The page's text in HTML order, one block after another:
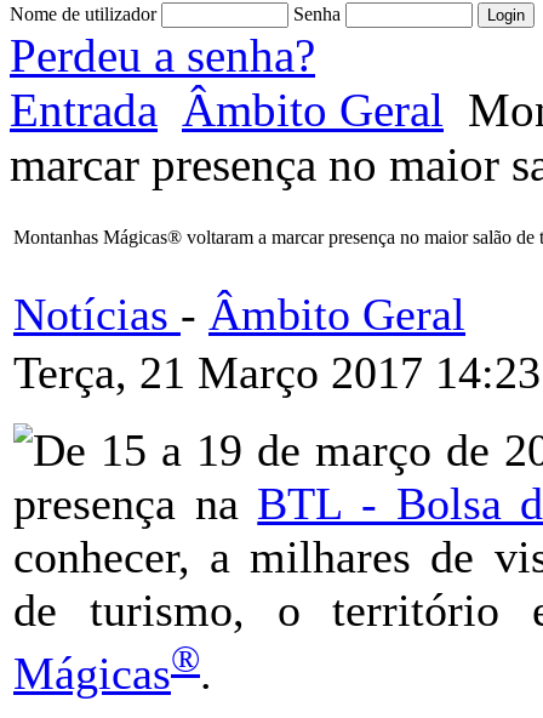
Nome de utilizador Senha
Perdeu a senha?
Entrada Âmbito Geral
marcar presença no maior
Montanhas Mágicas® voltaram a marcar presença no maior salão de
Notícias - Âmbito Geral
Terça, 21 Março 2017 14:23
De 15 a 19 de março de
presença na BTL - Bolsa
conhecer, a milhares de
de turismo, o
Mágicas®.